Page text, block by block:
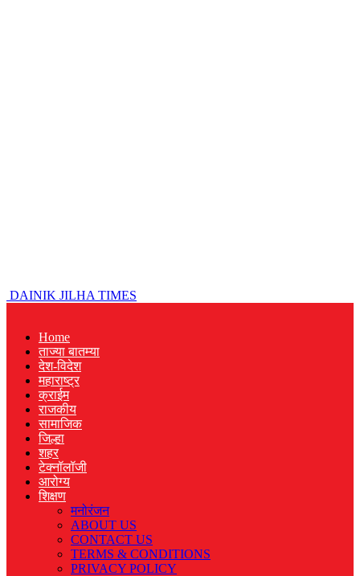
DAINIK JILHA TIMES
Home
ताज्या बातम्या
देश-विदेश
महाराष्ट्र
क्राईम
राजकीय
सामाजिक
जिल्हा
शहर
टेक्नॉलॉजी
आरोग्य
शिक्षण
मनोरंजन
ABOUT US
CONTACT US
TERMS & CONDITIONS
PRIVACY POLICY